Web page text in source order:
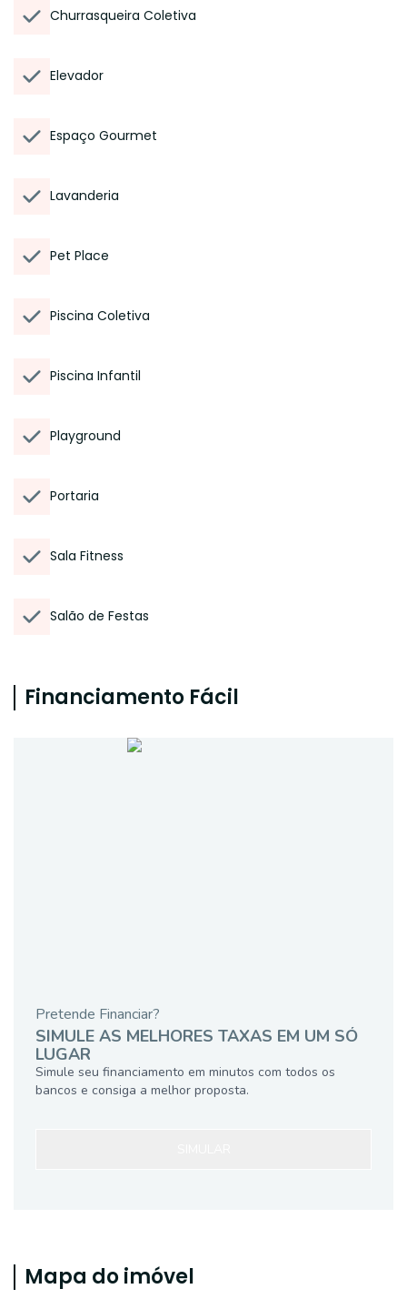
Churrasqueira Coletiva
Elevador
Espaço Gourmet
Lavanderia
Pet Place
Piscina Coletiva
Piscina Infantil
Playground
Portaria
Sala Fitness
Salão de Festas
Financiamento Fácil
Pretende Financiar?
SIMULE AS MELHORES TAXAS EM UM SÓ
LUGAR
Simule seu financiamento em minutos com todos os
bancos e consiga a melhor proposta.
Mapa do imóvel